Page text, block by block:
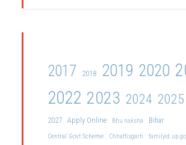
2017 2018 2019 2020
2022 2023 2024 2025
2027 Apply Online Bhu naksha
Bihar
Central Govt Scheme
Chhattisgarh